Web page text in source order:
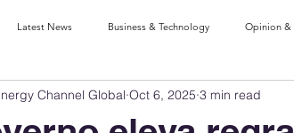
Latest News Business & Technology Opinion &
Market Leaders Innovation Index
Channel Global Oct 6, 2025 3 min read